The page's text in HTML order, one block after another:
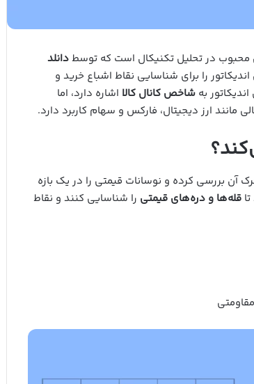
محبوب در تحلیل تکنیکال است که توسطدانلد
را برای شناسایی نقاط اشباع خرید و
به شاخص کانال کالا اشاره دارد، اما
مانند ارز دیجیتال، فارکس و سهام کاربرد دارد.
آن بررسی کرده و نوسانات قیمتی را در یک بازه
قله‌ها و دره‌های قیمتی را شناسایی کنند و نقاط